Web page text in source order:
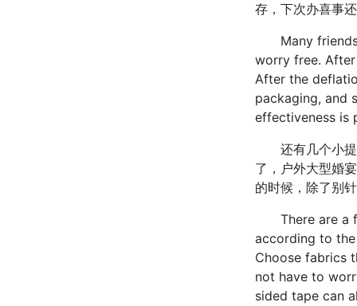
存，下次办喜事
Many friends
worry free.
After the
packaging, and
effectiveness is
还有几个小提
了，户外大型婚
的时候，除了别
There are a
according to
Choose fabrics
not have to
sided tape can